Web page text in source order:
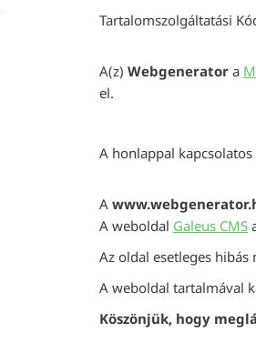
Tartalomszolgáltatási
A(z) Webgenerator a
el.
A honlappal kapcsolatos
A
A weboldal Galeus CMS
Az oldal esetleges hibás
A weboldal tartalmával
Köszönjük, hogy